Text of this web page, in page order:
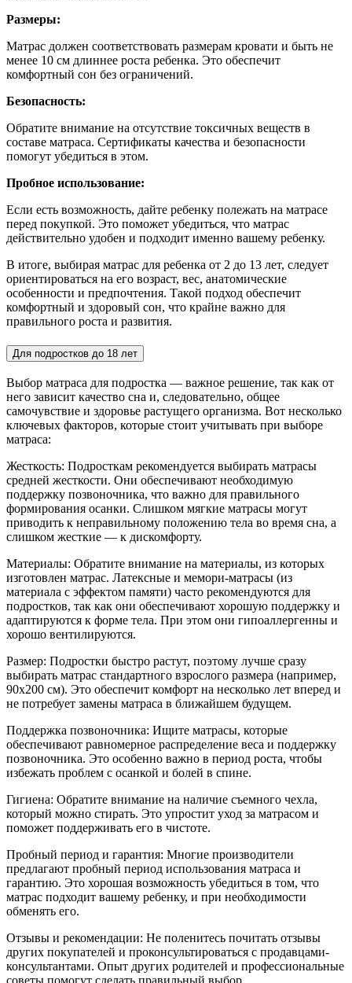
Размеры:
Матрас должен соответствовать размерам кровати и быть не
менее 10 см длиннее роста ребенка. Это обеспечит
комфортный сон без ограничений.
Безопасность:
Обратите внимание на отсутствие токсичных веществ в
составе матраса. Сертификаты качества и безопасности
помогут убедиться в этом.
Пробное использование:
Если есть возможность, дайте ребенку полежать на матрасе
перед покупкой. Это поможет убедиться, что матрас
действительно удобен и подходит именно вашему ребенку.
В итоге, выбирая матрас для ребенка от 2 до 13 лет, следует
ориентироваться на его возраст, вес, анатомические
особенности и предпочтения. Такой подход обеспечит
комфортный и здоровый сон, что крайне важно для
правильного роста и развития.
Для подростков до 18 лет
Выбор матраса для подростка — важное решение, так как от
него зависит качество сна и, следовательно, общее
самочувствие и здоровье растущего организма. Вот несколько
ключевых факторов, которые стоит учитывать при выборе
матраса:
Жесткость: Подросткам рекомендуется выбирать матрасы
средней жесткости. Они обеспечивают необходимую
поддержку позвоночника, что важно для правильного
формирования осанки. Слишком мягкие матрасы могут
приводить к неправильному положению тела во время сна, а
слишком жесткие — к дискомфорту.
Материалы: Обратите внимание на материалы, из которых
изготовлен матрас. Латексные и мемори-матрасы (из
материала с эффектом памяти) часто рекомендуются для
подростков, так как они обеспечивают хорошую поддержку и
адаптируются к форме тела. При этом они гипоаллергенны и
хорошо вентилируются.
Размер: Подростки быстро растут, поэтому лучше сразу
выбирать матрас стандартного взрослого размера (например,
90x200 см). Это обеспечит комфорт на несколько лет вперед и
не потребует замены матраса в ближайшем будущем.
Поддержка позвоночника: Ищите матрасы, которые
обеспечивают равномерное распределение веса и поддержку
позвоночника. Это особенно важно в период роста, чтобы
избежать проблем с осанкой и болей в спине.
Гигиена: Обратите внимание на наличие съемного чехла,
который можно стирать. Это упростит уход за матрасом и
поможет поддерживать его в чистоте.
Пробный период и гарантия: Многие производители
предлагают пробный период использования матраса и
гарантию. Это хорошая возможность убедиться в том, что
матрас подходит вашему ребенку, и при необходимости
обменять его.
Отзывы и рекомендации: Не поленитесь почитать отзывы
других покупателей и проконсультироваться с продавцами-
консультантами. Опыт других родителей и профессиональные